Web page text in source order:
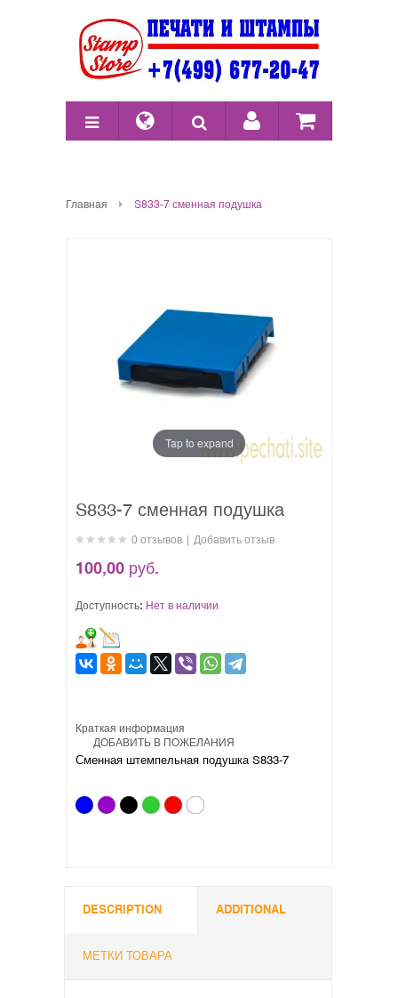
Главная S833-7 сменная подушка
Tap to expand
S833-7 сменная подушка
0 отзывов | Добавить отзыв
100,00 руб.
Доступность: Нет в наличии
ДОБАВИТЬ В ПОЖЕЛАНИЯ
Краткая информация
Сменная штемпельная подушка S833-7
DESCRIPTION ADDITIONAL
МЕТКИ ТОВАРА